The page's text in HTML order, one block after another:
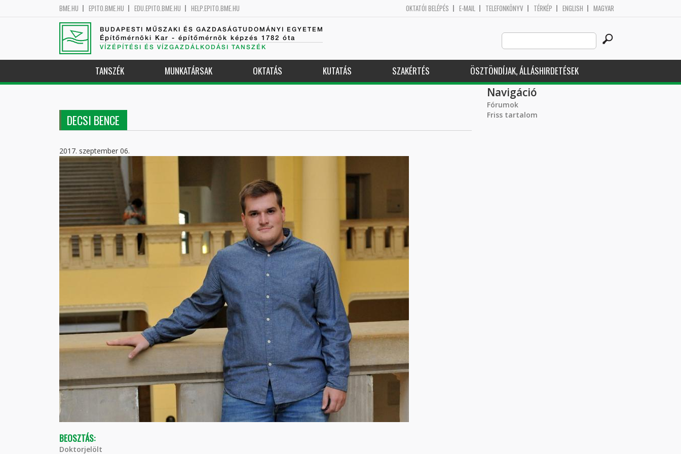
BME.HU EPITO.BME.HU EDU.EPITO.BME.HU HELP.EPITO.BME.HU OKTATÓI BELÉPÉS E-MAIL TELEFONKÖNYV TÉRKÉP ENGLISH MAGYAR
BUDAPESTI MŰSZAKI ÉS GAZDASÁGTUDOMÁNYI EGYETEM
Építőmérnöki Kar - építőmérnök képzés 1782 óta
VÍZÉPÍTÉSI ÉS VÍZGAZDÁLKODÁSI TANSZÉK
Search
this
site
TANSZÉK MUNKATÁRSAK OKTATÁS KUTATÁS SZAKÉRTÉS ÖSZTÖNDÍJAK, ÁLLÁSHIRDETÉSEK
DECSI BENCE
2017. szeptember 06.
BEOSZTÁS:
Doktorjelölt
Navigáció
Fórumok
Friss tartalom